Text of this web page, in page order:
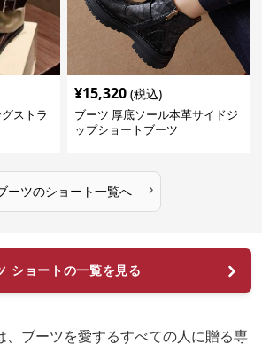
ストラ
¥15,320 (税込)
ブーツ 厚底ソール本革サイドジ
ップショートブーツ
ーツのショート一覧へ ›
ショートの一覧を見る
、ブーツを愛するすべての人に贈る専